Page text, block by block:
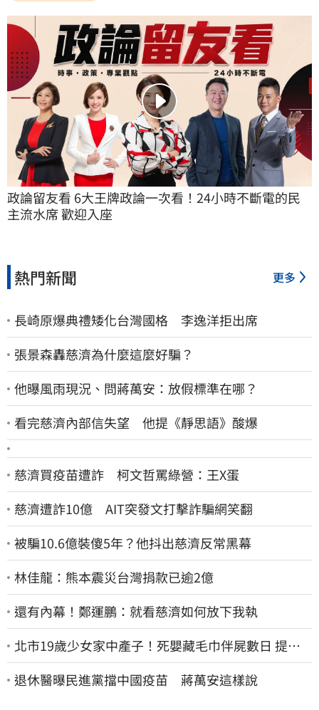
政論留友看 6大王牌政論一次看！24小時不斷電的民
主流水席 歡迎入座
熱門新聞 更多
長崎原爆典禮矮化台灣國格 李逸洋拒出席
張景森轟慈濟為什麼這麼好騙？
他曝風雨現況、問蔣萬安：放假標準在哪？
看完慈濟內部信失望 他提《靜思語》酸爆
慈濟買疫苗遭詐 柯文哲罵綠營：王X蛋
慈濟遭詐10億 AIT突發文打擊詐騙網笑翻
被騙10.6億裝傻5年？他抖出慈濟反常黑幕
林佳龍：熊本震災台灣捐款已逾2億
還有內幕！鄭運鵬：就看慈濟如何放下我執
北市19歲少女家中產子！死嬰藏毛巾伴屍數日 提袋
進派出所嚇壞警員
退休醫曝民進黨擋中國疫苗 蔣萬安這樣說